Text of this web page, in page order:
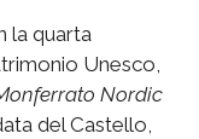
la quarta
Unesco,
Nordic
del Castello,